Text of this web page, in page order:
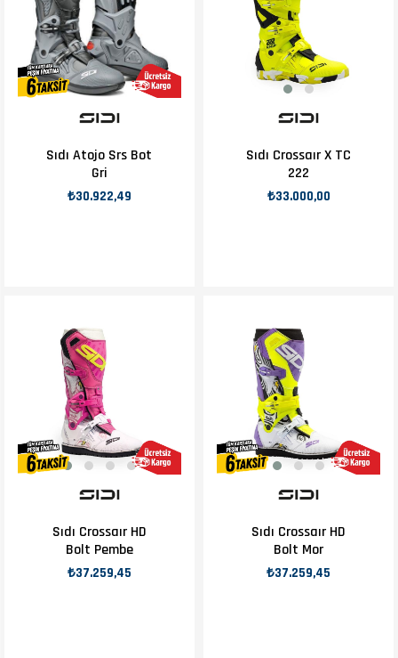
Sıdı Atojo Srs Bot
Gri
₺30.922,49
Sıdı Crossaır X TC
222
₺33.000,00
Sıdı Crossaır HD
Bolt Pembe
₺37.259,45
Sıdı Crossaır HD
Bolt Mor
₺37.259,45